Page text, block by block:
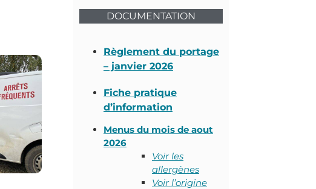
DOCUMENTATION
Règlement du portage
– janvier 2026
Fiche pratique
d’information
Menus du mois de aout
2026
Voir les
allergènes
Voir l’origine